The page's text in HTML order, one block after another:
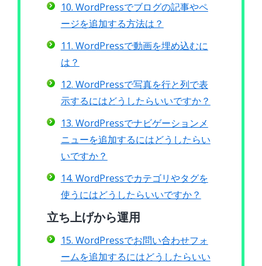
10. WordPressでブログの記事やペ
ージを追加する方法は？
11. WordPressで動画を埋め込むに
は？
12. WordPressで写真を行と列で表
示するにはどうしたらいいですか？
13. WordPressでナビゲーションメ
ニューを追加するにはどうしたらい
いですか？
14. WordPressでカテゴリやタグを
使うにはどうしたらいいですか？
立ち上げから運用
15. WordPressでお問い合わせフォ
ームを追加するにはどうしたらいい